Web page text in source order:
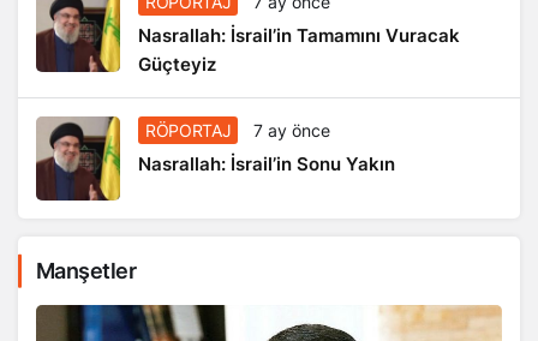
Nasrallah: İsrail’in Tamamını Vuracak
Güçteyiz
RÖPORTAJ 7 ay önce
Nasrallah: İsrail’in Sonu Yakın
Manşetler